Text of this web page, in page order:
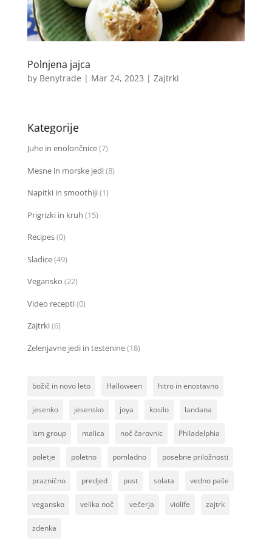
Polnjena jajca
by Benytrade | Mar 24, 2023 | Zajtrki
Kategorije
Juhe in enolončnice(7)
Mesne in morske jedi(8)
Napitki in smoothiji(1)
Prigrizki in kruh (15)
Recipes(0)
Sladice(49)
Vegansko (22)
Video recepti(0)
Zajtrki(6)
Zelenjavne jedi in testenine(18)
božič in novo leto Halloween hitro in enostavno
jesenko jesensko joya kosilo landana
lsm group malica noč čarovnic Philadelphia
poletje poletno pomladno posebne priložnosti
praznično predjed pust solata vedno paše
vegansko velika noč večerja violife zajtrk
zdenka